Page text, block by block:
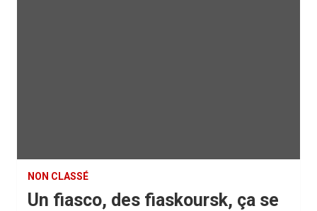
NON CLASSÉ
Un fiasco, des fiaskoursk, ça se